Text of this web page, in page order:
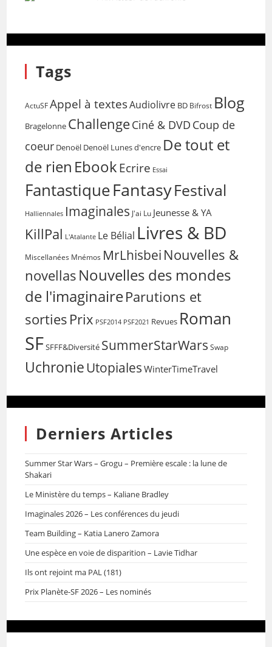
Tags
ActuSF Appel à textesAudiolivre BD Bifrost Blog
Bragelonne ChallengeCiné & DVD Coup de
coeur Denoël Denoël Lunes d'encre De tout et
de rien EbookEcrire Essai
FantastiqueFantasyFestival
Halliennales Imaginales J'ai Lu Jeunesse & YA
KillPal L'Atalante Le Bélial Livres & BD
Miscellanées Mnémos MrLhisbei Nouvelles &
novellas Nouvelles des mondes
de l'imaginaireParutions et
sorties Prix PSF2014 PSF2021 Revues Roman
SFSFFF&Diversité SummerStarWars Swap
Uchronie Utopiales WinterTimeTravel
Derniers Articles
Summer Star Wars – Grogu – Première escale : la lune de
Shakari
Le Ministère du temps – Kaliane Bradley
Imaginales 2026 – Les conférences du jeudi
Team Building – Katia Lanero Zamora
Une espèce en voie de disparition – Lavie Tidhar
Ils ont rejoint ma PAL (181)
Prix Planète-SF 2026 – Les nominés